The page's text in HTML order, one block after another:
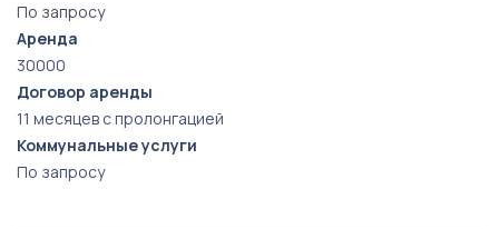
По запросу
Аренда
30000
Договор аренды
11 месяцев с пролонгацией
Коммунальные услуги
По запросу